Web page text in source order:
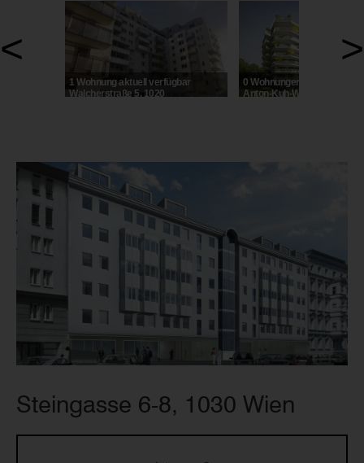
< >
1 Wohnung aktuell verfügbar
Walcherstraße 5, 1020
0 Wohnungen aktuell
Anton-Kuh-Weg 5, 1030
Steingasse 6-8, 1030 Wien